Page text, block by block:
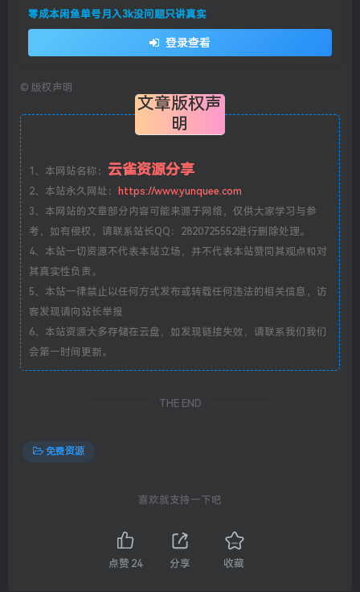
零成本闲鱼单号月入3k没问题只讲真实
登录查看
© 版权声明
文章版权声
明
1、本网站名称： 云雀资源分享
2、本站永久网址：
https://www.yunquee.com
3、本网站的文章部分内容可能来源于网络，仅供大家学习与参
考，如有侵权，请联系站长QQ：2820725552进行删除处理。
4、本站一切资源不代表本站立场，并不代表本站赞同其观点和对
其真实性负责。
5、本站一律禁止以任何方式发布或转载任何违法的相关信息，访
客发现请向站长举报
6、本站资源大多存储在云盘，如发现链接失效，请联系我们我们
会第一时间更新。
THE END
免费资源
喜欢就支持一下吧
点赞 24 分享 收藏